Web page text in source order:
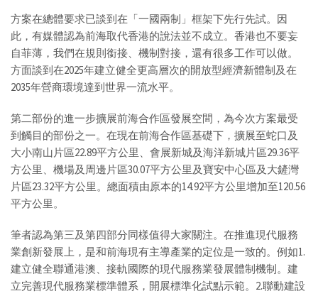
方案在總體要求已談到在「一國兩制」框架下先行先試。因
此，有媒體認為前海取代香港的說法並不成立。香港也不要妄
自菲薄，我們在規則銜接、機制對接，還有很多工作可以做。
方面談到在2025年建立健全更高層次的開放型經濟新體制及在
2035年營商環境達到世界一流水平。
第二部份的進一步擴展前海合作區發展空間，為今次方案最受
到觸目的部份之一。在現在前海合作區基礎下，擴展至蛇口及
大小南山片區22.89平方公里、會展新城及海洋新城片區29.36平
方公里、機場及周邊片區30.07平方公里及寶安中心區及大鏟灣
片區23.32平方公里。總面積由原本的14.92平方公里增加至120.56
平方公里。
筆者認為第三及第四部分同樣值得大家關注。在推進現代服務
業創新發展上，是和前海現有主導產業的定位是一致的。例如1.
建立健全聯通港澳、接軌國際的現代服務業發展體制機制。建
立完善現代服務業標準體系，開展標準化試點示範。2.聯動建設